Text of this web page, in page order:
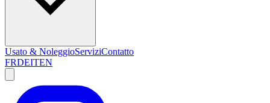
Usato & NoleggioServiziContatto
FRDEITEN